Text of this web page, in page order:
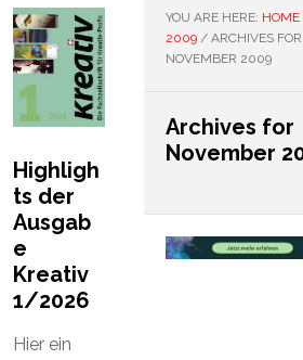
YOU ARE HERE: HOME
2009 /ARCHIVES FOR
NOVEMBER 2009
Archives for
November
Highligh
ts der
Ausgab
e
Kreativ
1/2026
Hier ein